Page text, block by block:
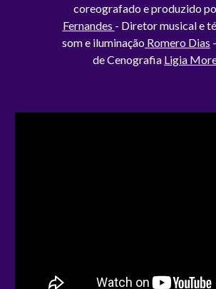
coreografado e produzido
Fernandes - Diretor musical e
som e iluminação Romero Dias
de Cenografia Ligia